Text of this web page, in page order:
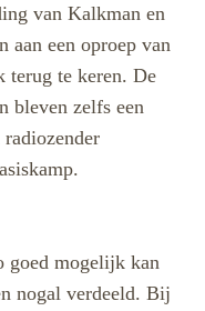
van Kalkman en
aan een oproep van
terug te keren. De
bleven zelfs een
goed mogelijk kan
nogal verdeeld. Bij